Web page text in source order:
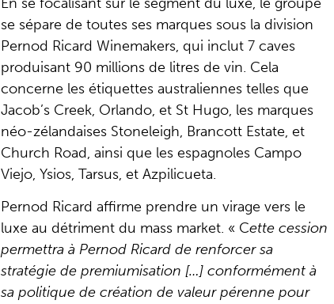
se sépare de toutes ses marques sous la division
Pernod Ricard Winemakers, qui inclut 7 caves
produisant 90 millions de litres de vin. Cela
concerne les étiquettes australiennes telles que
Jacob’s Creek, Orlando, et St Hugo, les marques
néo-zélandaises Stoneleigh, Brancott Estate, et
Church Road, ainsi que les espagnoles Campo
Viejo, Ysios, Tarsus, et Azpilicueta.
Pernod Ricard affirme prendre un virage vers le
luxe au détriment du mass market. « Cette cession
permettra à Pernod Ricard de renforcer sa
stratégie de premiumisation […] conformément à
sa politique de création de valeur pérenne pour